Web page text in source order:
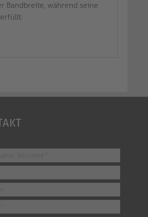
Bandbreite, während seine